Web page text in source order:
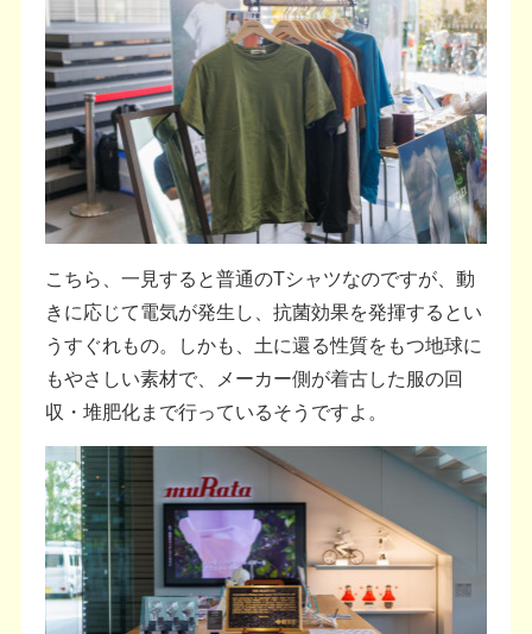
こちら、一見すると普通のTシャツなのですが、動
きに応じて電気が発生し、抗菌効果を発揮するとい
うすぐれもの。しかも、土に還る性質をもつ地球に
もやさしい素材で、メーカー側が着古した服の回
収・堆肥化まで行っているそうですよ。